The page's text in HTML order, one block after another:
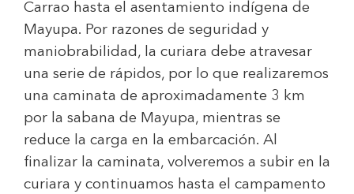
Carrao hasta el asentamiento indígena de
Mayupa. Por razones de seguridad y
maniobrabilidad, la curiara debe atravesar
una serie de rápidos, por lo que realizaremos
una caminata de aproximadamente 3 km
por la sabana de Mayupa, mientras se
reduce la carga en la embarcación. Al
finalizar la caminata, volveremos a subir en la
curiara y continuamos hasta el campamento